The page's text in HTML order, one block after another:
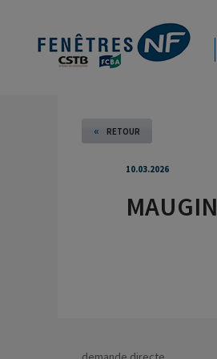
« RETOUR
10.03.2026
MAUGIN